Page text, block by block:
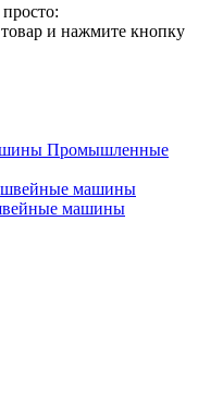
и нажмите кнопку
Промышленные
швейные машины
машины